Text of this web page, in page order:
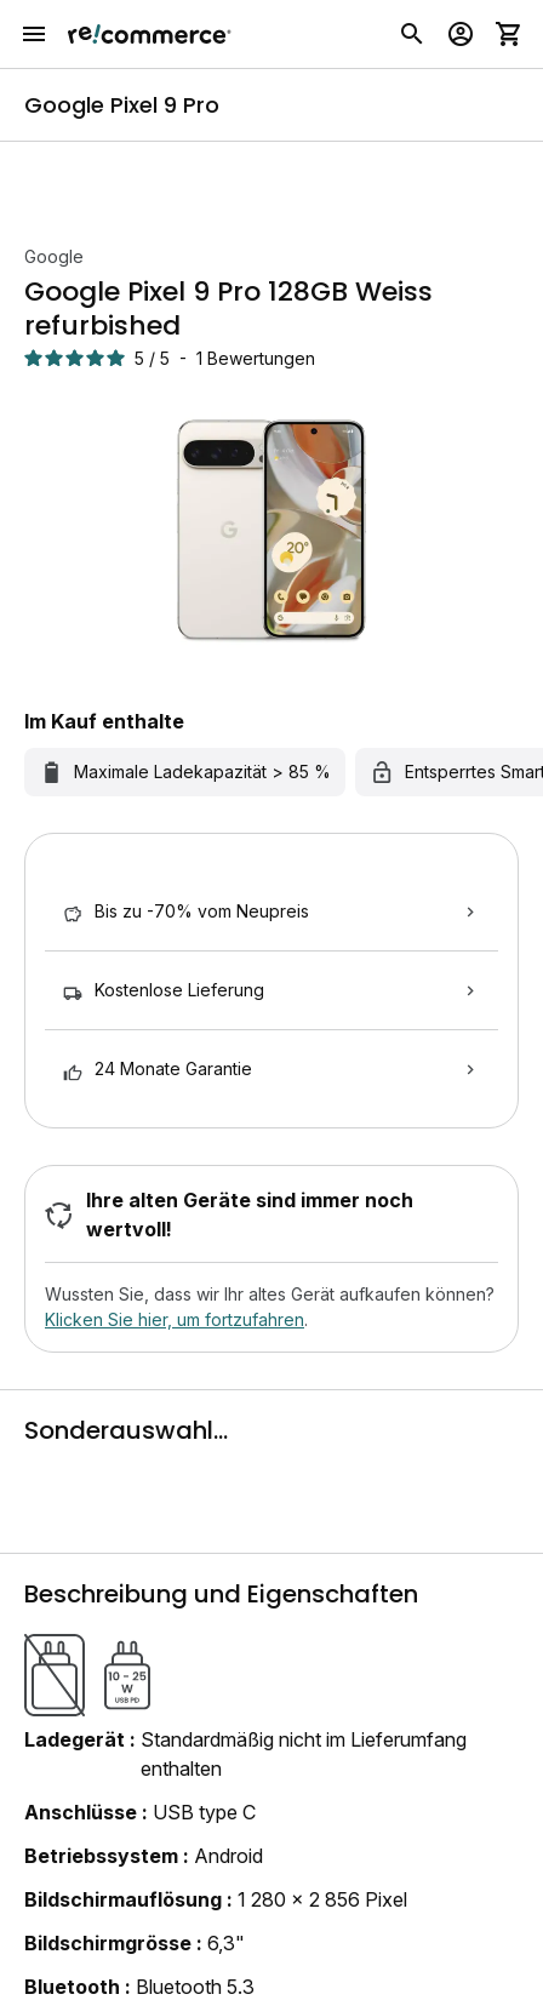
Google Pixel 9 Pro
Google
Google Pixel 9 Pro 128GB Weiss
refurbished
5 / 5 - 1 Bewertungen
Im Kauf enthalte
Maximale Ladekapazität > 85 % Entsperrtes
Bis zu -70% vom Neupreis
Kostenlose Lieferung
24 Monate Garantie
Ihre alten Geräte sind immer noch
wertvoll!
Wussten Sie, dass wir Ihr altes Gerät aufkaufen können?
Klicken Sie hier, um fortzufahren.
Sonderauswahl...
Beschreibung und Eigenschaften
Ladegerät
Standardmäßig nicht im Lieferumfang
enthalten
Anschlüsse
USB type C
Betriebssystem
Android
Bildschirmauflösung
1 280 x 2 856 Pixel
Bildschirmgrösse
6,3"
Bluetooth
Bluetooth 5.3